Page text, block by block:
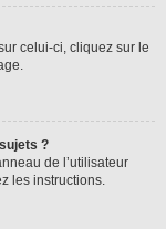
celui-ci, cliquez sur le
?
de l’utilisateur
les instructions.